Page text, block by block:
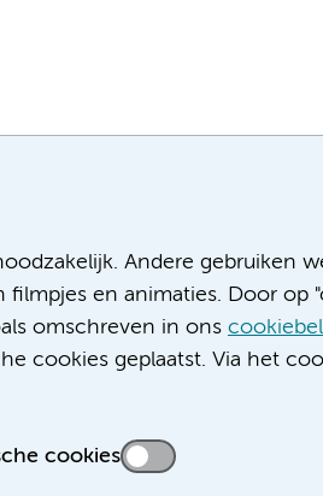
Andere gebruiken
en animaties. Door op
omschreven in ons
cookies geplaatst. Via het
cookies